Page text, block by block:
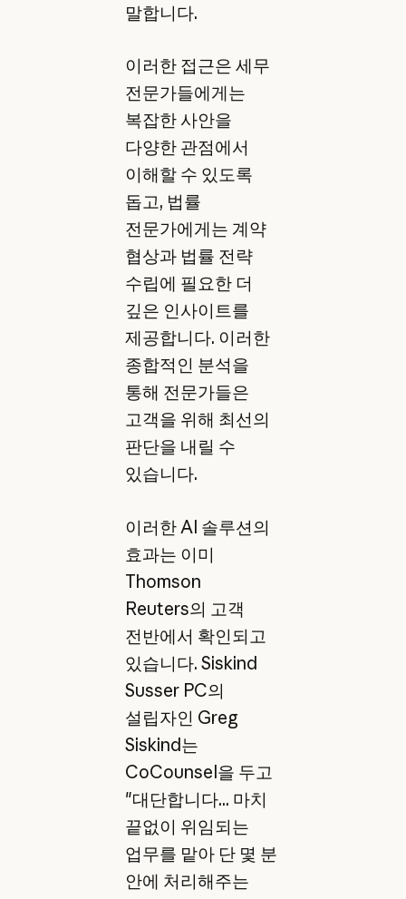
말합니다.
이러한 접근은 세무
전문가들에게는
복잡한 사안을
다양한 관점에서
이해할 수 있도록
돕고, 법률
전문가에게는 계약
협상과 법률 전략
수립에 필요한 더
깊은 인사이트를
제공합니다. 이러한
종합적인 분석을
통해 전문가들은
고객을 위해 최선의
판단을 내릴 수
있습니다.
이러한 AI 솔루션의
효과는 이미
Thomson
Reuters의 고객
전반에서 확인되고
있습니다. Siskind
Susser PC의
설립자인 Greg
Siskind는
CoCounsel을 두고
"대단합니다... 마치
끝없이 위임되는
업무를 맡아 단 몇 분
안에 처리해주는